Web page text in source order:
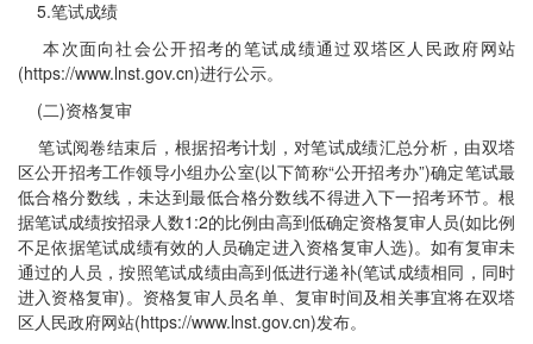
5.笔试成绩
本次面向社会公开招考的笔试成绩通过双塔区人民政府网站
(https://www.lnst.gov.cn)进行公示。
(二)资格复审
笔试阅卷结束后，根据招考计划，对笔试成绩汇总分析，由双塔
区公开招考工作领导小组办公室(以下简称“公开招考办”)确定笔试最
低合格分数线，未达到最低合格分数线不得进入下一招考环节。根
据笔试成绩按招录人数1:2的比例由高到低确定资格复审人员(如比例
不足依据笔试成绩有效的人员确定进入资格复审人选)。如有复审未
通过的人员，按照笔试成绩由高到低进行递补(笔试成绩相同，同时
进入资格复审)。资格复审人员名单、复审时间及相关事宜将在双塔
区人民政府网站(https://www.lnst.gov.cn)发布。